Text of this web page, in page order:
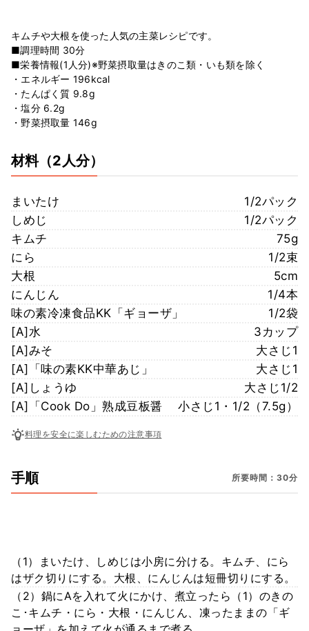
キムチや大根を使った人気の主菜レシピです。
■調理時間 30分
■栄養情報(1人分)※野菜摂取量はきのこ類・いも類を除く
・エネルギー 196kcal
・たんぱく質 9.8g
・塩分 6.2g
・野菜摂取量 146g
材料（2人分）
まいたけ
1/2パック
しめじ
1/2パック
キムチ
75g
にら
1/2束
大根
5cm
にんじん
1/4本
味の素冷凍食品KK「ギョーザ」
1/2袋
[A]水
3カップ
[A]みそ
大さじ1
[A]「味の素KK中華あじ」
大さじ1
[A]しょうゆ
大さじ1/2
[A]「Cook Do」熟成豆板醤
小さじ1・1/2（7.5g）
料理を安全に楽しむための注意事項
手順 所要時間：30分
（1）まいたけ、しめじは小房に分ける。キムチ、にら
はザク切りにする。大根、にんじんは短冊切りにする。
（2）鍋にAを入れて火にかけ、煮立ったら（1）のきの
こ･キムチ・にら・大根・にんじん、凍ったままの「ギ